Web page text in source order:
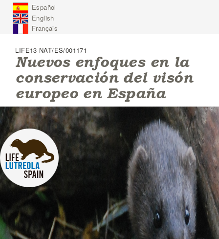
n
Español
English
Français
LIFE13 NAT/ES/001171
Nuevos enfoques en la
conservación del visón
europeo en España